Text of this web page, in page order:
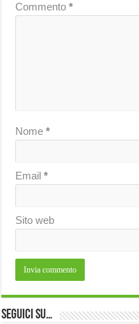
Commento*
Nome*
Email*
Sito web
Seguici su…